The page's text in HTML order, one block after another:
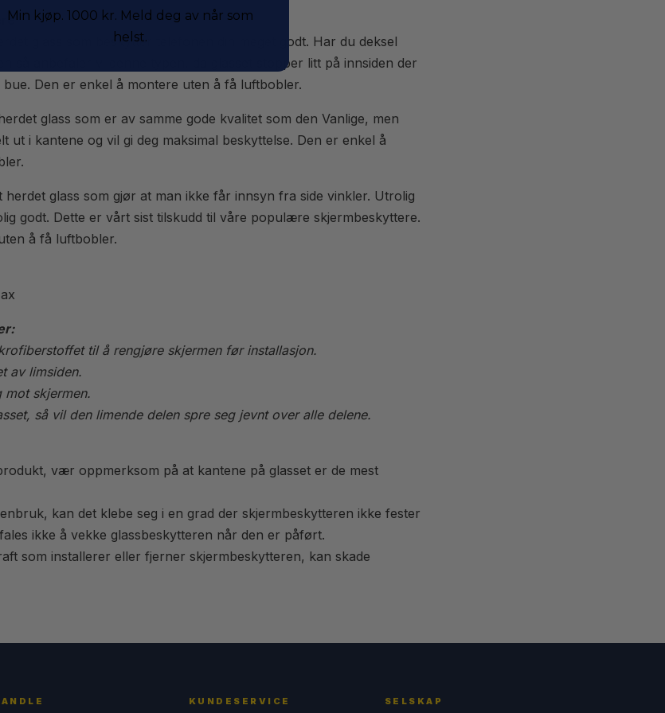
glass som beskytter telefonen din meget godt. Har du deksel
så anbefaler vi denne typen, da glasset stopper litt på innsiden der
Den er enkel å montere uten å få luftbobler.
glass som er av samme gode kvalitet som den Vanlige, men
ut i kantene og vil gi deg maksimal beskyttelse. Den er enkel å
herdet glass som gjør at man ikke får innsyn fra side vinkler. Utrolig
godt. Dette er vårt sist tilskudd til våre populære skjermbeskyttere.
å få luftbobler.
til å rengjøre skjermen før installasjon.
av limsiden.
skjermen.
så vil den limende delen spre seg jevnt over alle delene.
vær oppmerksom på at kantene på glasset er de mest
kan det klebe seg i en grad der skjermbeskytteren ikke fester
ikke å vekke glassbeskytteren når den er påført.
som installerer eller fjerner skjermbeskytteren, kan skade
KUNDESERVICE SELSKAP
Min kjøp. 1000 kr. Meld deg av når som
helst.